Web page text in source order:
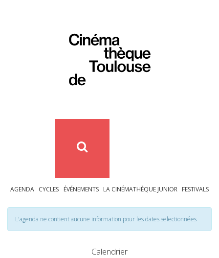
AGENDA CYCLES ÉVÉNEMENTS LA CINÉMATHÈQUE JUNIOR FESTIVALS
L'agenda ne contient aucune information pour les dates selectionnées
Calendrier